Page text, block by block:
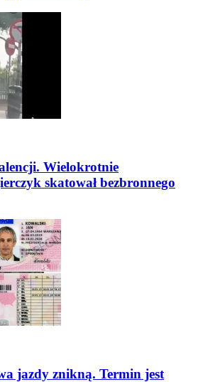
Wielokrotnie
skatował bezbronnego
jazdy znikną. Termin jest